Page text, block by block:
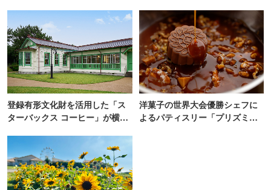
登録有形文化財を活用した「ス
ターバックス コーヒー」が横
洋菓子の世界大会優勝シェフに
よるパティスリー「プリズミッ